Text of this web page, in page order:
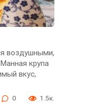
воздушными,
крупа
вкус,
0 1.5к.